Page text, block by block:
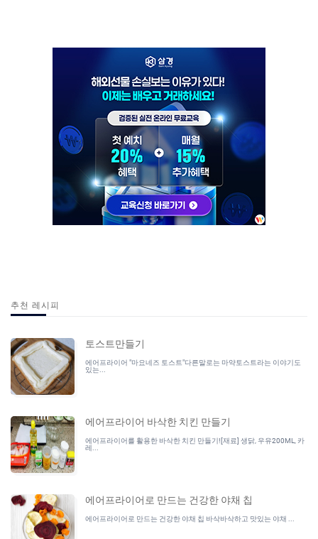
추천 레시피
토스트만들기
에어프라이어 "마요네즈 토스트"다른말로는 마약토스트라는 이야기도
있는...
에어프라이어 바삭한 치킨 만들기
에어프라이어를 활용한 바삭한 치킨 만들기![재료] 생닭, 우유200ML, 카
레...
에어프라이어로 만드는 건강한 야채 칩
에어프라이어로 만드는 건강한 야채 칩 바삭바삭하고 맛있는 야채 ...